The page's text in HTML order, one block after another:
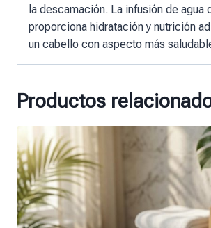
la descamación. La infusión de agua
proporciona hidratación y nutrición
un cabello con aspecto más
Productos